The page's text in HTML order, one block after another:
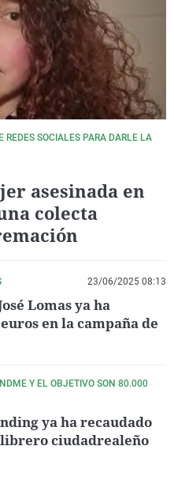
La rosa de los vientos
Gente viajera
Como el perro y el
Caso
Retornados
Equipo de
Operación Viuda
Extremadura
Galicia
La Rioja
Navarra
País Vasco
Virales
Televisión
Elecciones
REDES SOCIALES PARA DARLE LA
asesinada en
colecta
23/06/2025 08:13
Lomas ya ha
en la campaña de
Y EL OBJETIVO SON 80.000
ya ha recaudado
ciudadrealeño